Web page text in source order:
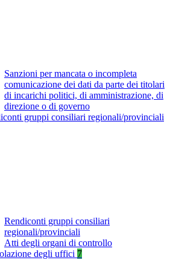
Sanzioni per mancata o incompleta
comunicazione dei dati da parte dei titolari
di incarichi politici, di amministrazione, di
direzione o di governo
gruppi consiliari regionali/provinciali
Rendiconti gruppi consiliari
regionali/provinciali
Atti degli organi di controllo
degli uffici 7